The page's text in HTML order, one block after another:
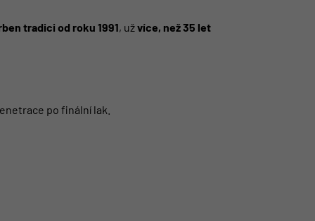
tradici od roku 1991, užvíce, než 35 let
po finální lak.